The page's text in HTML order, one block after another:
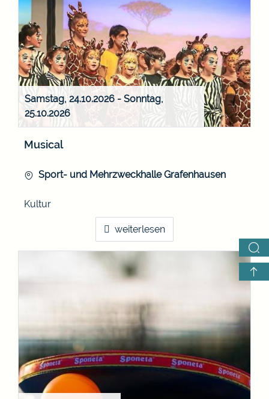
Samstag, 24.10.2026 - Sonntag,
25.10.2026
Musical
Sport- und Mehrzweckhalle Grafenhausen
Kultur
weiterlesen